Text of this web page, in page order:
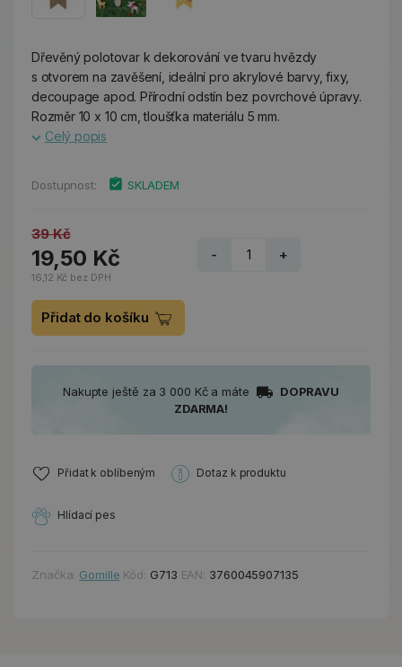
Dřevěný polotovar k dekorování ve tvaru hvězdy
s otvorem na zavěšení, ideální pro akrylové barvy, fixy,
decoupage apod. Přírodní odstín bez povrchové úpravy.
Rozměr 10 x 10 cm, tloušťka materiálu 5 mm.
Celý popis
Dostupnost: SKLADEM
39 Kč
19,50 Kč
16,12 Kč bez DPH
- +
Přidat do košíku
Nakupte ještě za 3 000 Kč a máte
DOPRAVU
ZDARMA!
Přidat k oblíbeným Dotaz k produktu
Hlídací pes
Značka: Gomille Kód: G713 EAN: 3760045907135